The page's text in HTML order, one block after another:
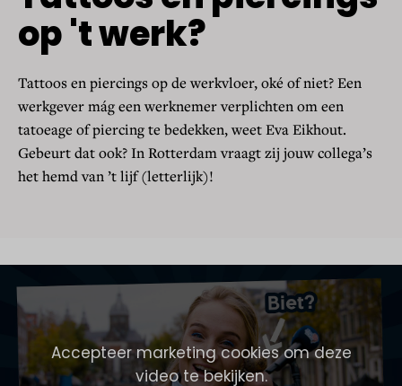
op 't werk?
Tattoos en piercings op de werkvloer, oké of niet? Een
werkgever mág een werknemer verplichten om een
tatoeage of piercing te bedekken, weet Eva Eikhout.
Gebeurt dat ook? In Rotterdam vraagt zij jouw collega’s
het hemd van ’t lijf (letterlijk)!
Accepteer marketing cookies om deze
video te bekijken.